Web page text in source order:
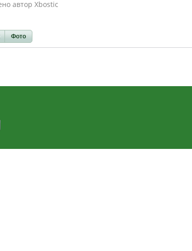
автор Xbostic
Фото